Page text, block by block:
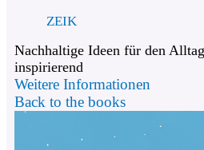
ZEIK
Nachhaltige Ideen für den
inspirierend
Weitere Informationen
Back to the books